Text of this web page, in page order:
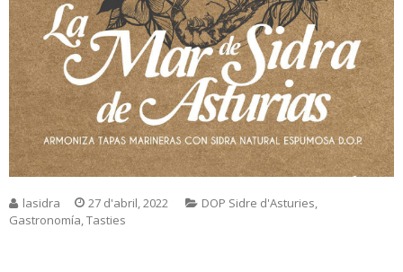
lasidra 27 d'abril, 2022 DOP Sidre d'Asturies,
Gastronomía,Tasties